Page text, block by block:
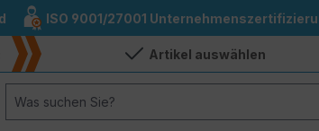
ISO 9001/27001
Artikel auswählen